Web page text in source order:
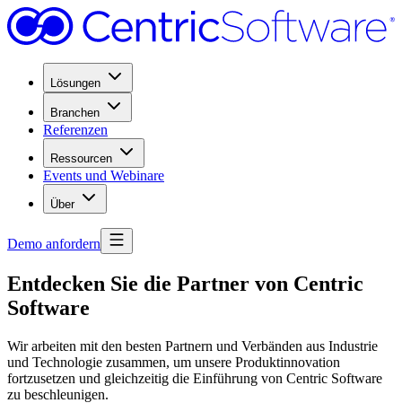
Lösungen
Branchen
Referenzen
Ressourcen
Events und Webinare
Über
Demo anfordern
Entdecken Sie die Partner von Centric
Software
Wir arbeiten mit den besten Partnern und Verbänden aus Industrie
und Technologie zusammen, um unsere Produktinnovation
fortzusetzen und gleichzeitig die Einführung von Centric Software
zu beschleunigen.